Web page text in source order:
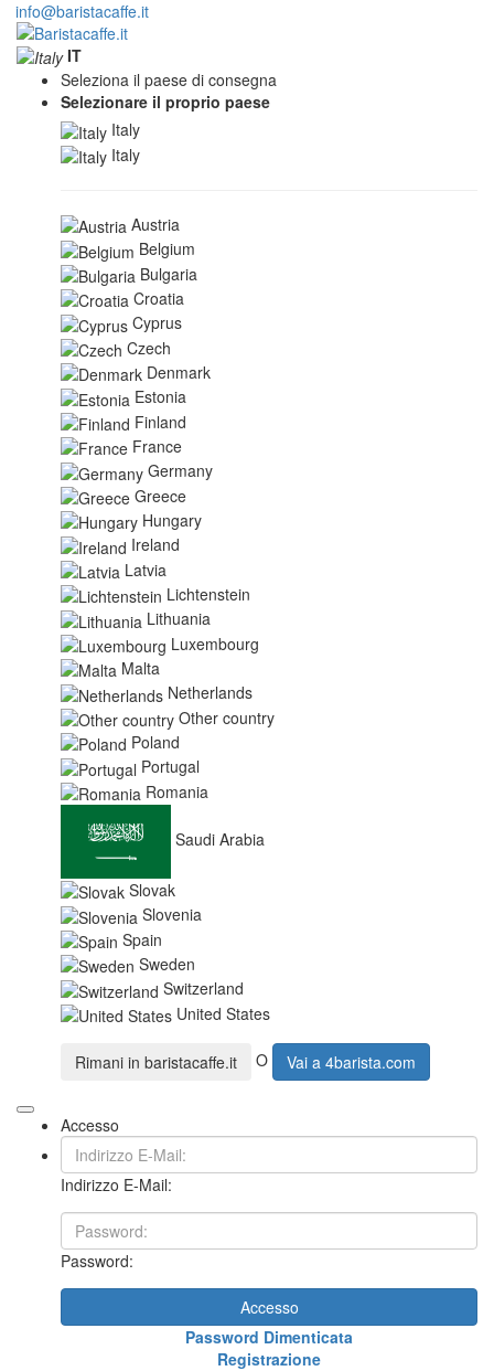
info@baristacaffe.it
IT
Seleziona il paese di consegna
Selezionare il proprio paese
Italy
Italy
Austria
Belgium
Bulgaria
Croatia
Cyprus
Czech
Denmark
Estonia
Finland
France
Germany
Greece
Hungary
Ireland
Latvia
Lichtenstein
Lithuania
Luxembourg
Malta
Netherlands
Other country
Poland
Portugal
Romania
Saudi Arabia
Slovak
Slovenia
Spain
Sweden
Switzerland
United States
Rimani in baristacaffe.it O Vai a 4barista.com
Accesso
Indirizzo E-Mail:
Password:
Accesso
Password Dimenticata
Registrazione